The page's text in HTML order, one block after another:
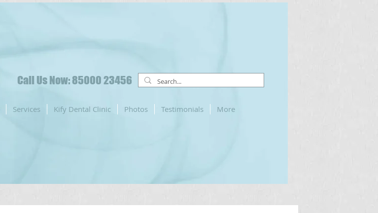
Call Us Now: 85000 23456
Services Kify Dental Clinic Photos Testimonials More